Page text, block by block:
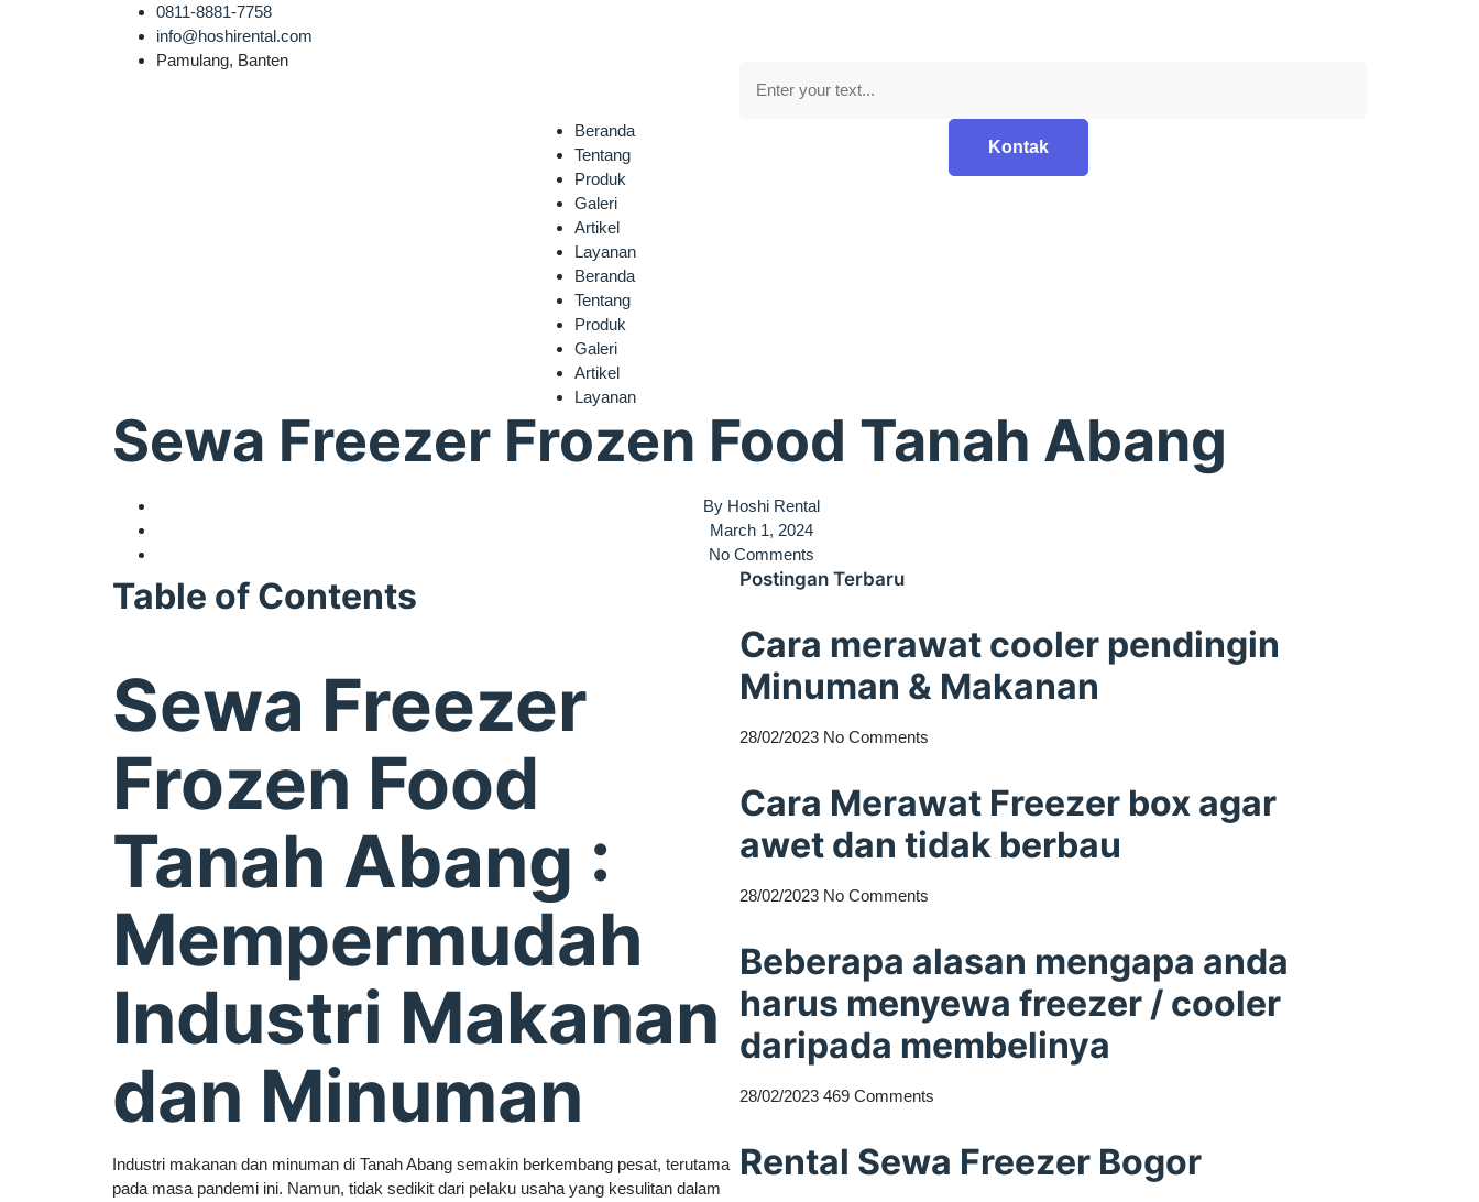
0811-8881-7758
info@hoshirental.com
Pamulang, Banten
Beranda
Tentang
Produk
Galeri
Artikel
Layanan
Beranda
Tentang
Produk
Galeri
Artikel
Layanan
Kontak
Sewa Freezer Frozen Food Tanah Abang
By Hoshi Rental
March 1, 2024
No Comments
Table of Contents
Sewa Freezer
Frozen Food
Tanah Abang :
Mempermudah
Industri Makanan
dan Minuman
Industri makanan dan minuman di Tanah Abang semakin berkembang pesat, terutama
pada masa pandemi ini. Namun, tidak sedikit dari pelaku usaha yang kesulitan dalam
Postingan Terbaru
Cara merawat cooler pendingin
Minuman & Makanan
28/02/2023 No Comments
Cara Merawat Freezer box agar
awet dan tidak berbau
28/02/2023 No Comments
Beberapa alasan mengapa anda
harus menyewa freezer / cooler
daripada membelinya
28/02/2023 469 Comments
Rental Sewa Freezer Bogor